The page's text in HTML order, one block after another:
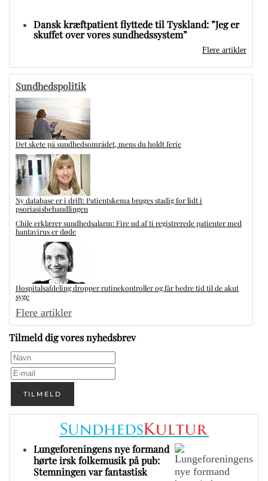
Dansk kræftpatient flyttede til Tyskland: ”Jeg er
skuffet over vores sundhedssystem”
Flere artikler
Sundhedspolitik
Det skete på sundhedsområdet, mens du holdt ferie
Ny database er i drift: Patientskema bruges stadig for lidt i
psoriasisbehandlingen
Chile erklærer sundhedsalarm: Fire ud af ti registrerede patienter med
hantavirus er døde
Hospitalsafdeling dropper rutinekontroller og får bedre tid til de akut
syge
Flere artikler
Tilmeld dig vores nyhedsbrev
TILMELD
Lungeforeningens nye formand
hørte irsk folkemusik på pub:
Stemningen var fantastisk